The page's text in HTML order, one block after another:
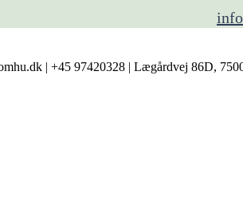
| +45 97420328 |